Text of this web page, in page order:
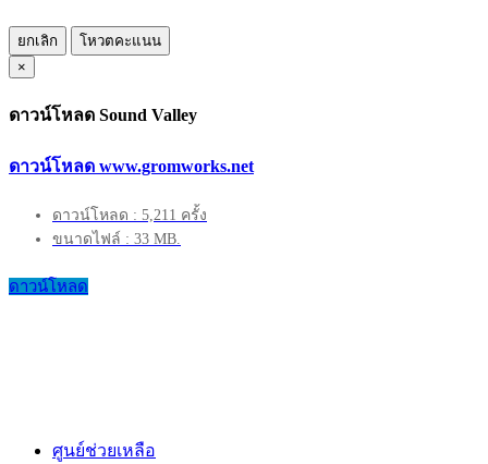
ยกเลิก
โหวตคะแนน
×
ดาวน์โหลด Sound Valley
ดาวน์โหลด www.gromworks.net
ดาวน์โหลด : 5,211 ครั้ง
ขนาดไฟล์ : 33 MB.
ดาวน์โหลด
ศูนย์ช่วยเหลือ